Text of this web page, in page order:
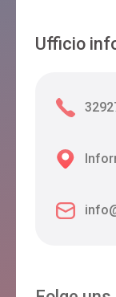
Ufficio